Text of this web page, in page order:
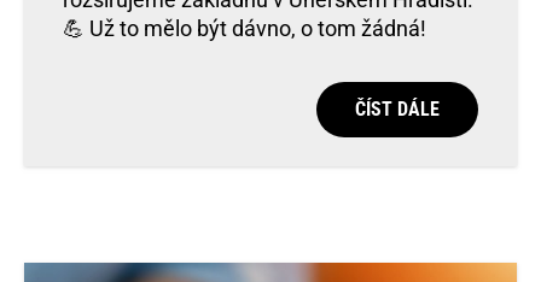
💪 Už to mělo být dávno, o tom žádná!
ČÍST DÁLE